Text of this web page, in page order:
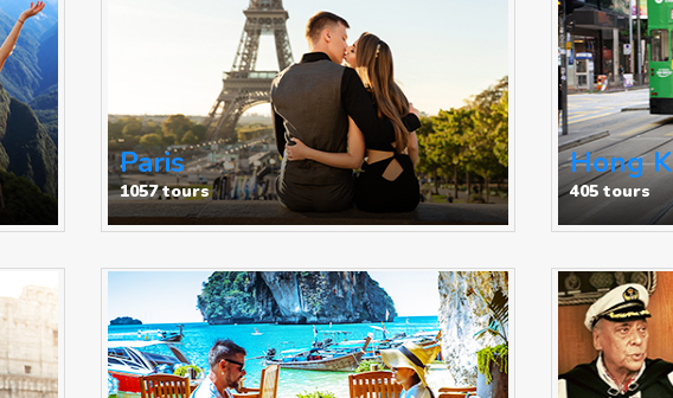
Paris
1057 tours
Hong
405 tours